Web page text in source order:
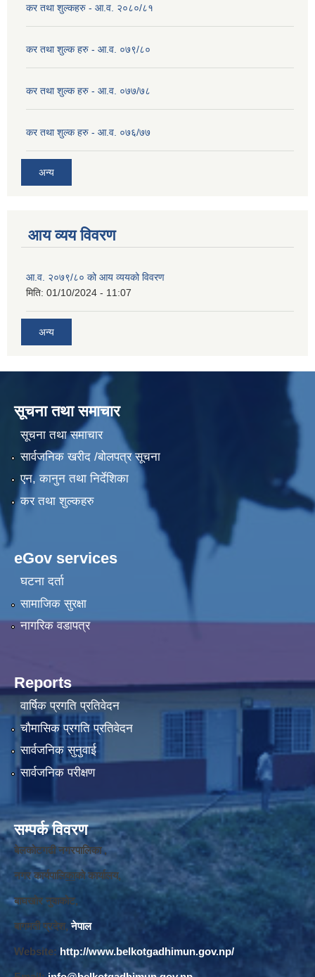
कर तथा शुल्कहरु - आ.व. २०८०/८१
कर तथा शुल्क हरु - आ.व. ०७९/८०
कर तथा शुल्क हरु - आ.व. ०७७/७८
कर तथा शुल्क हरु - आ.व. ०७६/७७
अन्य
आय व्यय विवरण
आ.व. २०७९/८० को आय व्ययको विवरण
मिति: 01/10/2024 - 11:07
अन्य
सूचना तथा समाचार
सूचना तथा समाचार
सार्वजनिक खरीद /बोलपत्र सूचना
एन, कानुन तथा निर्देशिका
कर तथा शुल्कहरु
eGov services
घटना दर्ता
सामाजिक सुरक्षा
नागरिक वडापत्र
Reports
वार्षिक प्रगति प्रतिवेदन
चौमासिक प्रगति प्रतिवेदन
सार्वजनिक सुनुवाई
सार्वजनिक परीक्षण
सम्पर्क विवरण
बेलकोटगढी नगरपालिका ,
नगर कार्यपालिकाको कार्यालय,
बाघखोर नुवाकोट,
बागमती प्रदेश, नेपाल
Website: http://www.belkotgadhimun.gov.np/